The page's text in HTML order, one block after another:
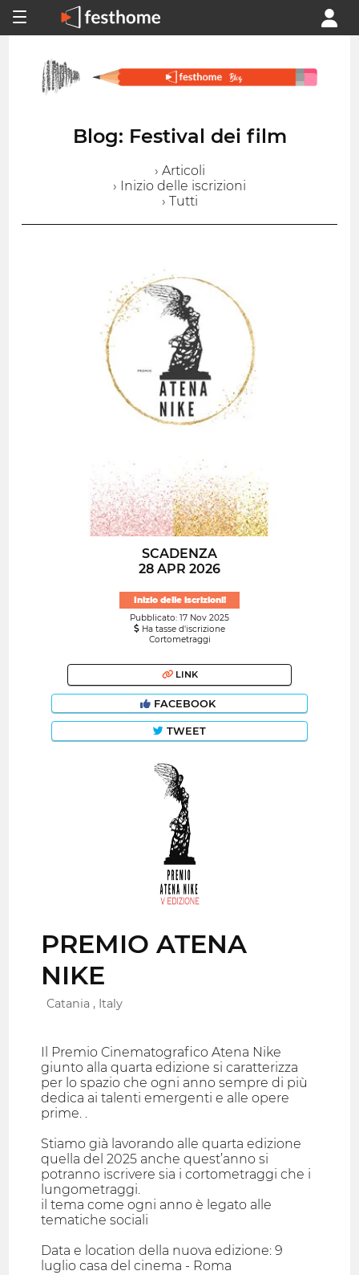
Blog: Festival dei film
› Articoli
› Inizio delle iscrizioni
› Tutti
SCADENZA
28 APR 2026
Inizio delle iscrizioni!
Pubblicato: 17 Nov 2025
Ha tasse d'iscrizione
Cortometraggi
LINK
FACEBOOK
TWEET
PREMIO ATENA
NIKE
Catania , Italy
Il Premio Cinematografico Atena Nike
giunto alla quarta edizione si caratterizza
per lo spazio che ogni anno sempre di più
dedica ai talenti emergenti e alle opere
prime. .
Stiamo già lavorando alle quarta edizione
quella del 2025 anche quest’anno si
potranno iscrivere sia i cortometraggi che i
lungometraggi.
il tema come ogni anno è legato alle
tematiche sociali
Data e location della nuova edizione: 9
luglio casa del cinema - Roma